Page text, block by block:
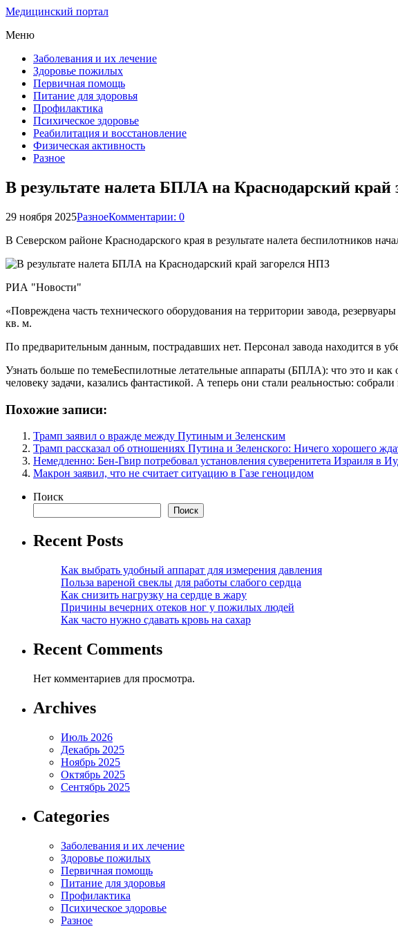
Медицинский портал
Меню
Заболевания и их лечение
Здоровье пожилых
Первичная помощь
Питание для здоровья
Профилактика
Психическое здоровье
Реабилитация и восстановление
Физическая активность
Разное
В результате налета БПЛА на Краснодарский край
29 ноября 2025РазноеКомментарии: 0
В Северском районе Краснодарского края в результате налета беспилотников
РИА "Новости"
«Повреждена часть технического оборудования на территории завода,
кв. м.
По предварительным данным, пострадавших нет. Персонал завода находится в
Узнать больше по темеБеспилотные летательные аппараты (БПЛА): что это и
человеку задачи, казались фантастикой. А теперь они стали реальностью:
Похожие записи:
Трамп заявил о вражде между Путиным и Зеленским
Трамп рассказал об отношениях Путина и Зеленского: Ничего хорошего
Немедленно: Бен-Гвир потребовал установления суверенитета Израиля в
Макрон заявил, что не считает ситуацию в Газе геноцидом
Поиск
Поиск
Recent Posts
Как выбрать удобный аппарат для измерения давления
Польза вареной свеклы для работы слабого сердца
Как снизить нагрузку на сердце в жару
Причины вечерних отеков ног у пожилых людей
Как часто нужно сдавать кровь на сахар
Recent Comments
Нет комментариев для просмотра.
Archives
Июль 2026
Декабрь 2025
Ноябрь 2025
Октябрь 2025
Сентябрь 2025
Categories
Заболевания и их лечение
Здоровье пожилых
Первичная помощь
Питание для здоровья
Профилактика
Психическое здоровье
Разное